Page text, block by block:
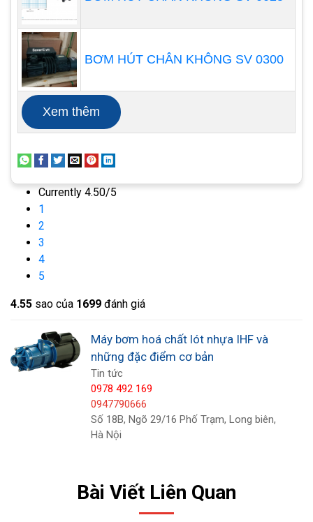
Kiểu kết nối: Có nhiều kiểu kết nối, kết nối ren
NPT, BSP threads, kết nối bích. Giúp dễ dàng kết
lắp đặt
Motor: theo tiêu chuẩn NEMA hay IEC, dòng sản
phẩm DB có thể gắn kết với tất cả các động cơ
tiêu chuẩn
Bơm hoá chất tự mồi FTI dòng SP
được thiết kế tiên tiến dựa trên công nghệ kỹ
nghệ đĩa từ tính neodymium và polypropylene
chống ăn mòn và PVDF để xử lý các hoá chất
BƠM HÚT CHÂN KHÔNG SV 0300
Xem thêm
Currently 4.50/5
1
2
3
4
5
4.55 sao của 1699 đánh giá
Máy bơm hoá chất lót nhựa IHF và
những đặc điểm cơ bản
Tin tức
0978 492 169
0947790666
Số 18B, Ngõ 29/16 Phố Trạm, Long biên,
Hà Nội
Bài Viết Liên Quan